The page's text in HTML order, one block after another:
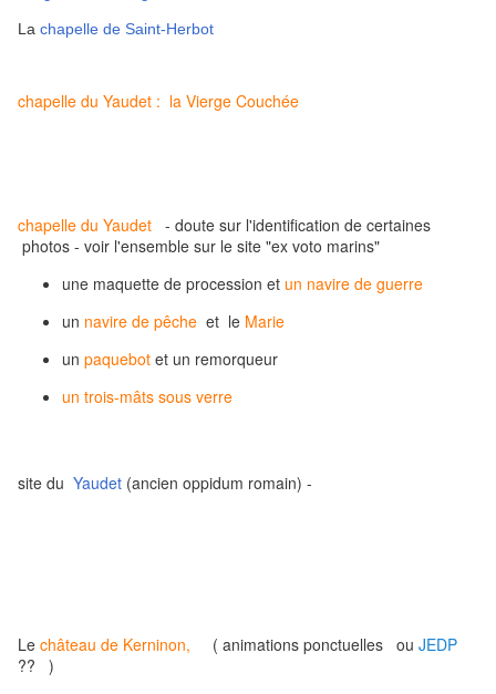
La chapelle de Saint-Herbot
chapelle du Yaudet : la Vierge Couchée
chapelle du Yaudet - doute sur l'identification de certaines
photos - voir l'ensemble sur le site "ex voto marins"
une maquette de procession et un navire de guerre
un navire de pêche et le Marie
un paquebot et un remorqueur
un trois-mâts sous verre
site du Yaudet (ancien oppidum romain) -
Le château de Kerninon, ( animations ponctuelles ou JEDP
?? )